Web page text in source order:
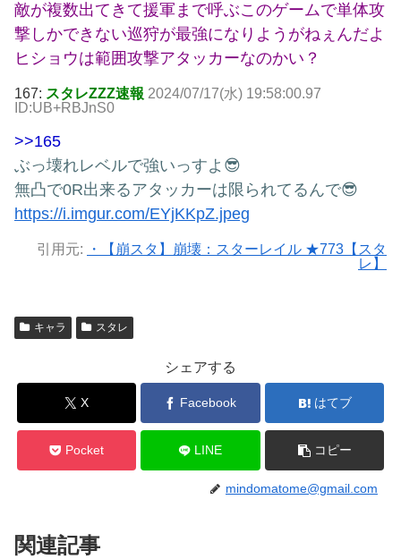
敵が複数出てきて援軍まで呼ぶこのゲームで単体攻
撃しかできない巡狩が最強になりようがねぇんだよ
ヒショウは範囲攻撃アタッカーなのかい？
167: スタレZZZ速報 2024/07/17(水) 19:58:00.97
ID:UB+RBJnS0
>>165
ぶっ壊れレベルで強いっすよ😎
無凸で0R出来るアタッカーは限られてるんで😎
https://i.imgur.com/EYjKKpZ.jpeg
引用元:
・【崩スタ】崩壊：スターレイル ★773【スタ
レ】
キャラ スタレ
シェアする
X Facebook はてブ
Pocket LINE コピー
mindomatome@gmail.com
関連記事